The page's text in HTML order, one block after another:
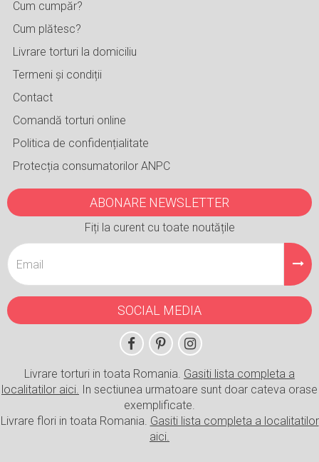
Cum cumpăr?
Cum plătesc?
Livrare torturi la domiciliu
Termeni și condiții
Contact
Comandă torturi online
Politica de confidențialitate
Protecția consumatorilor ANPC
ABONARE NEWSLETTER
Fiți la curent cu toate noutățile
SOCIAL MEDIA
Livrare torturi in toata Romania. Gasiti lista completa a
localitatilor aici. In sectiunea urmatoare sunt doar cateva orase
exemplificate.
Livrare flori in toata Romania. Gasiti lista completa a localitatilor
aici.